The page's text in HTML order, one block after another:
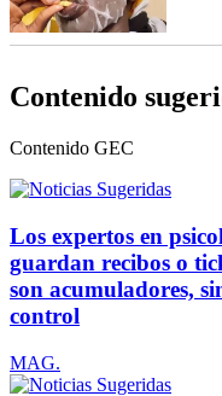
Contenido
Contenido GEC
Los expertos en
guardan recibos o
son acumuladores,
control
MAG.